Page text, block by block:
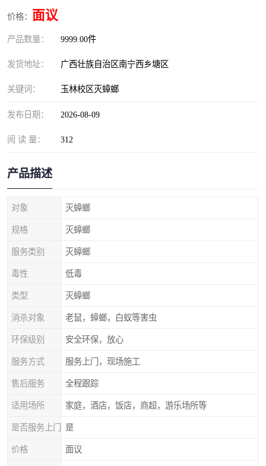
价格： 面议
产品数量： 9999.00件
发货地址： 广西壮族自治区南宁西乡塘区
关键词： 玉林校区灭蟑螂
发布日期： 2026-08-09
阅 读 量： 312
产品描述
对象 灭蟑螂
规格 灭蟑螂
服务类别 灭蟑螂
毒性 低毒
类型 灭蟑螂
消杀对象 老鼠，蟑螂，白蚁等害虫
环保级别 安全环保，放心
服务方式 服务上门，现场施工
售后服务 全程跟踪
适用场所 家庭，酒店，饭店，商超，游乐场所等
是否服务上门 是
价格 面议